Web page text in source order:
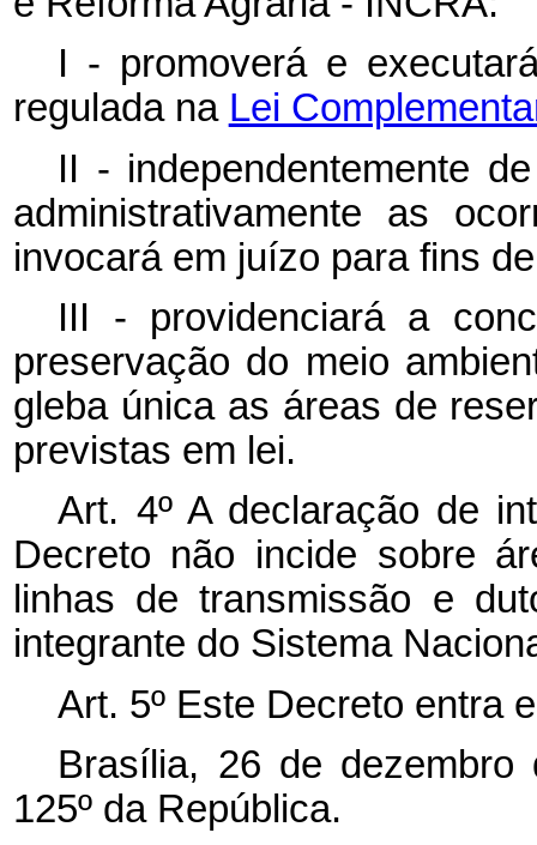
I - promoverá e
regulada na Lei
II - independentemente
administrativamente as
invocará em juízo para fins
III - providenciará a
preservação do meio
gleba única as áreas de
previstas em lei.
Art. 4º A declaração de
Decreto não incide sobre
linhas de transmissão e
integrante do Sistema
Art. 5º Este Decreto entra
Brasília, 26 de dezembro
125º da República.